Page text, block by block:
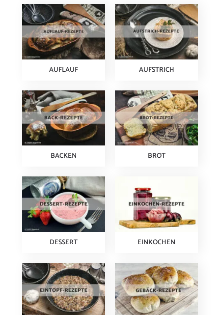
AUFLAUF AUFSTRICH
BACKEN BROT
DESSERT EINKOCHEN